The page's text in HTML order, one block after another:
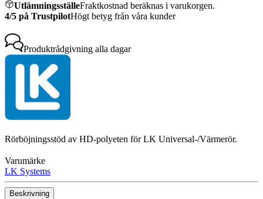
UtlämningsställeFraktkostnad beräknas i varukorgen.
4/5 på TrustpilotHögt betyg från våra kunder
Produktrådgivning alla dagar
Rörböjningsstöd av HD-polyeten för LK Universal-/Värmerör.
Varumärke
LK Systems
Beskrivning